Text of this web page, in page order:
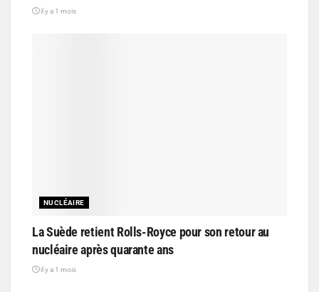
il y a 1 mois
NUCLÉAIRE
La Suède retient Rolls-Royce pour son retour au
nucléaire après quarante ans
il y a 1 mois